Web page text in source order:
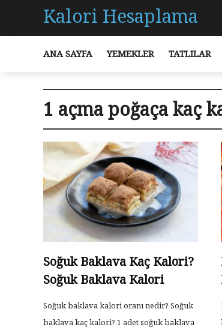
Kalori Hesaplama
ANA SAYFA YEMEKLER TATLILAR
1 açma poğaça kaç
Soğuk Baklava Kaç Kalori?
Soğuk Baklava Kalori
Soğuk baklava kalori oranı nedir? Soğuk
baklava kaç kalori? 1 adet soğuk baklava